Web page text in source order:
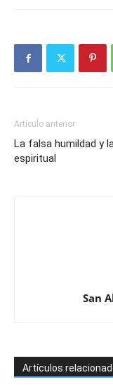
Artículo anterior
La falsa humildad y
espiritual
San
Artículos